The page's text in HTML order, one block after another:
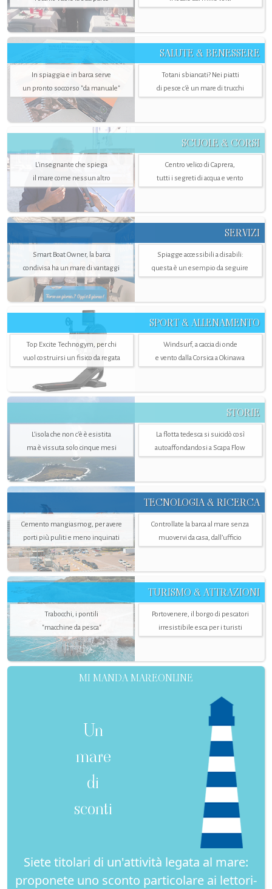
SALUTE & BENESSERE
In spiaggia e in barca serve
un pronto soccorso "da manuale"
Totani sbiancati? Nei piatti
di pesce c'è un mare di trucchi
SCUOLE & CORSI
L'insegnante che spiega
il mare come nessun altro
Centro velico di Caprera,
tutti i segreti di acqua e vento
SERVIZI
Smart Boat Owner, la barca
condivisa ha un mare di vantaggi
Spiagge accessibili a disabili:
questa è un esempio da seguire
SPORT & ALLENAMENTO
Top Excite Technogym, per chi
vuol costruirsi un fisico da regata
Windsurf, a caccia di onde
e vento dalla Corsica a Okinawa
STORIE
L’isola che non c'è è esistita
ma è vissuta solo cinque mesi
La flotta tedesca si suicidò così
autoaffondandosi a Scapa Flow
TECNOLOGIA & RICERCA
Cemento mangiasmog, per avere
porti più puliti e meno inquinati
Controllate la barca al mare senza
muovervi da casa, dall’ufficio
TURISMO & ATTRAZIONI
Trabocchi, i pontili
"macchine da pesca"
Portovenere, il borgo di pescatori
irresistibile esca per i turisti
MI MANDA MAREONLINE
Un
mare
di
sconti
Siete titolari di un'attività legata al mare:
proponete uno sconto particolare ai lettori-